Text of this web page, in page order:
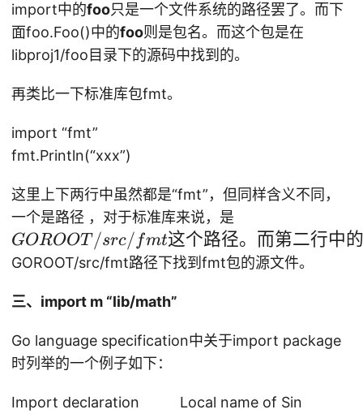
ld
73
69
04
32
7
m
ai
n.
go
:5:
2:
ca
n
no
t
fi
n
d
import中的foo只是一个文件系统的路径罢了。而下
面foo.Foo()中的foo则是包名。而这个包是在
libproj1/foo目录下的源码中找到的。
再类比一下标准库包fmt。
import “fmt”
fmt.Println(“xxx”)
这里上下两行中虽然都是“fmt”，但同样含义不同，
一个是路径 ，对于标准库来说，是
O
R
/s
m
GOROOT /src/ fmt这个路径。而第二行中
GOROOT/src/fmt路径下找到fmt包的源文件。
三、import m “lib/math”
Go language specification中关于import package
时列举的一个例子如下：
Import declaration Local name of Sin